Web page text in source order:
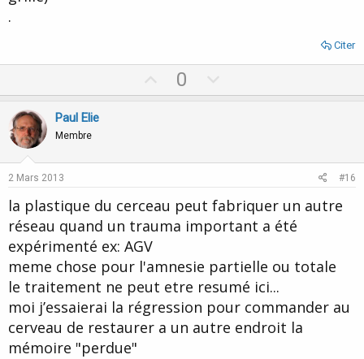
.
Citer
p
t
0
o
v
t
e
Paul Elie
Membre
2 Mars 2013 #16
la plastique du cerceau peut fabriquer un autre
réseau quand un trauma important a été
expérimenté ex: AGV
meme chose pour l'amnesie partielle ou totale
le traitement ne peut etre resumé ici...
moi j’essaierai la régression pour commander au
cerveau de restaurer a un autre endroit la
mémoire "perdue"